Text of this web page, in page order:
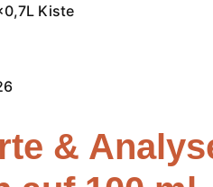
Kiste
&